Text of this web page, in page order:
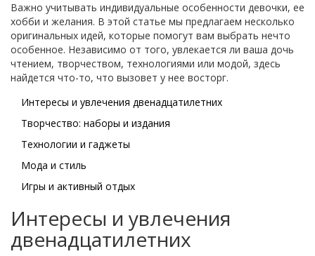
Важно учитывать индивидуальные особенности девочки, ее
хобби и желания. В этой статье мы предлагаем несколько
оригинальных идей, которые помогут вам выбрать нечто
особенное. Независимо от того, увлекается ли ваша дочь
чтением, творчеством, технологиями или модой, здесь
найдется что-то, что вызовет у нее восторг.
Интересы и увлечения двенадцатилетних
Творчество: наборы и издания
Технологии и гаджеты
Мода и стиль
Игры и активный отдых
Интересы и увлечения
двенадцатилетних